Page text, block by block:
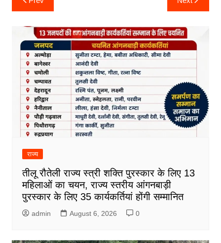
navigation
राज्य
तीलू रौतेली राज्य स्त्री शक्ति पुरस्कार के लिए 13
महिलाओं का चयन, राज्य स्तरीय आंगनबाड़ी
पुरस्कार के लिए 35 कार्यकर्तियां होंगी सम्मानित
admin August 6, 2026 0